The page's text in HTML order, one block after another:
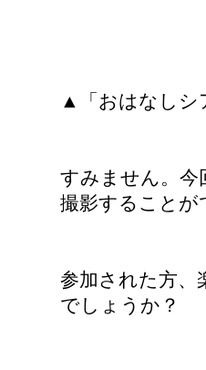
▲「おはなしシ
すみません。今
撮影すること
参加された方、
でしょうか？